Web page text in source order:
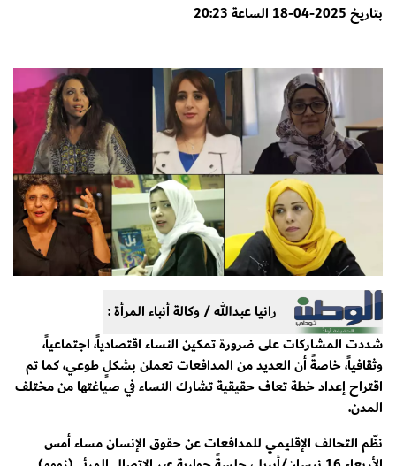
بتاريخ 2025-04-18 الساعة 20:23
رانيا عبدالله / وكالة أنباء المرأة :
شددت المشاركات على ضرورة تمكين النساء اقتصادياً، اجتماعياً،
وثقافياً، خاصةً أن العديد من المدافعات تعملن بشكلٍ طوعي، كما تم
اقتراح إعداد خطة تعاف حقيقية تشارك النساء في صياغتها من مختلف
المدن.
نظّم التحالف الإقليمي للمدافعات عن حقوق الإنسان مساء أمس